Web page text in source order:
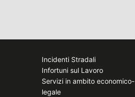
Incidenti Stradali
Infortuni sul Lavoro
Servizi in ambito economico-
legale